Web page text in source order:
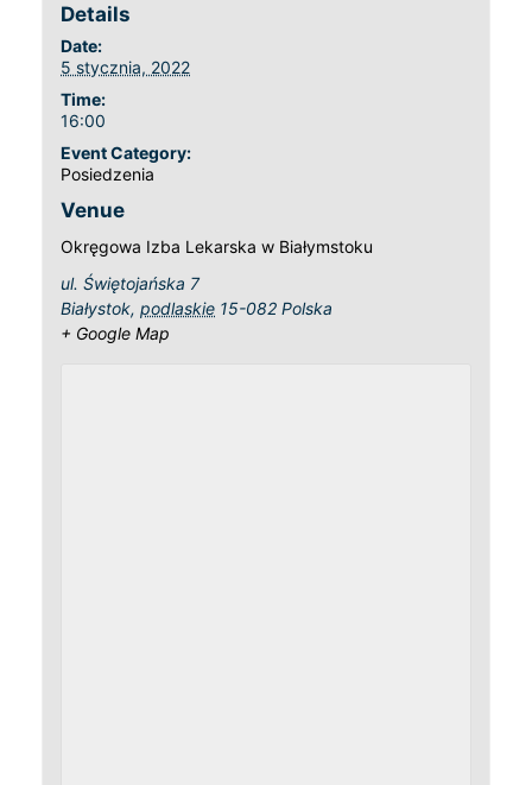
Details
Date:
5 stycznia, 2022
Time:
16:00
Event Category:
Posiedzenia
Venue
Okręgowa Izba Lekarska w Białymstoku
ul. Świętojańska 7
Białystok, podlaskie 15-082 Polska
+ Google Map